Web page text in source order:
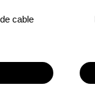
cable